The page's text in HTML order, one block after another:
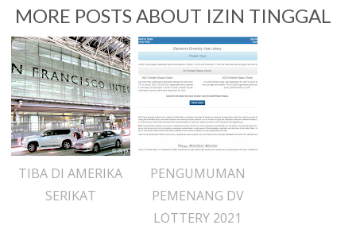
MORE POSTS ABOUT IZIN TINGGAL
TIBA DI AMERIKA
SERIKAT
PENGUMUMAN
PEMENANG DV
LOTTERY 2021